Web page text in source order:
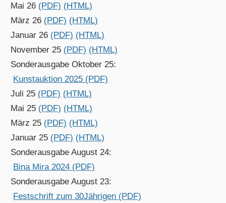
Mai 26 (PDF) (HTML)
März 26 (PDF) (HTML)
Januar 26 (PDF) (HTML)
November 25 (PDF) (HTML)
Sonderausgabe Oktober 25:
Kunstauktion 2025 (PDF)
Juli 25 (PDF) (HTML)
Mai 25 (PDF) (HTML)
März 25 (PDF) (HTML)
Januar 25 (PDF) (HTML)
Sonderausgabe August 24:
Bina Mira 2024 (PDF)
Sonderausgabe August 23:
Festschrift zum 30Jährigen (PDF)